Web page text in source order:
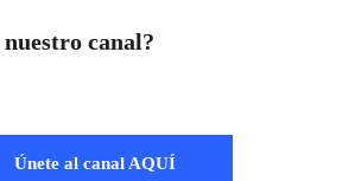
nuestro canal?
Únete al canal AQUÍ